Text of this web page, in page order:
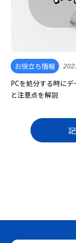
お役立ち情報
PCを処分する時に
と注意点を解説